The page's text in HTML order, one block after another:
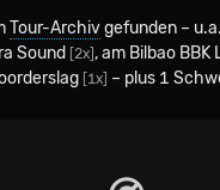
Tour-Archivgefunden –
Sound
[2x] , am Bilbao BBK
[1x] – plus 1